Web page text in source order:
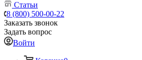
Статьи
8 (800) 500-00-22
Заказать звонок
Задать вопрос
Войти